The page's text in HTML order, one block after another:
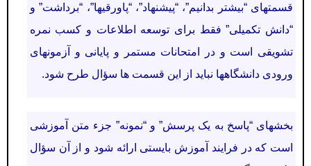
قسمتهای “بیشتر بدانیم”، “پیشنهاد”، “پاورقیها”، “برداشت” و
“دانش تکمیلی” فقط برای توسعه اطلاعات و كسب نمره
تشویقی است و در امتحانات مستمر و پایانی و آزمونهای
ورودی دانشگاهها نباید از این قسمت ها سؤال طرح شود.
بخشهای “پاسخ به یک پرسش” و “نمونه” جزء متن آموزشی
است که در فرایند آموزش بایستی ارائه شود و از آن سؤال